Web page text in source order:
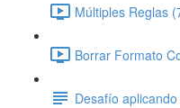
Múltiples Reglas
Borrar Formato
Desafío